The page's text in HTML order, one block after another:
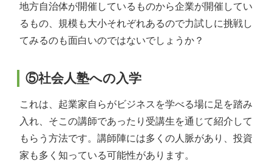
地方自治体が開催しているものから企業が開催してい
るもの、規模も大小それぞれあるので力試しに挑戦し
てみるのも面白いのではないでしょうか？
⑤社会人塾への入学
これは、起業家自らがビジネスを学べる場に足を踏み
入れ、そこの講師であったり受講生を通じて紹介して
もらう方法です。講師陣には多くの人脈があり、投資
家も多く知っている可能性があります。